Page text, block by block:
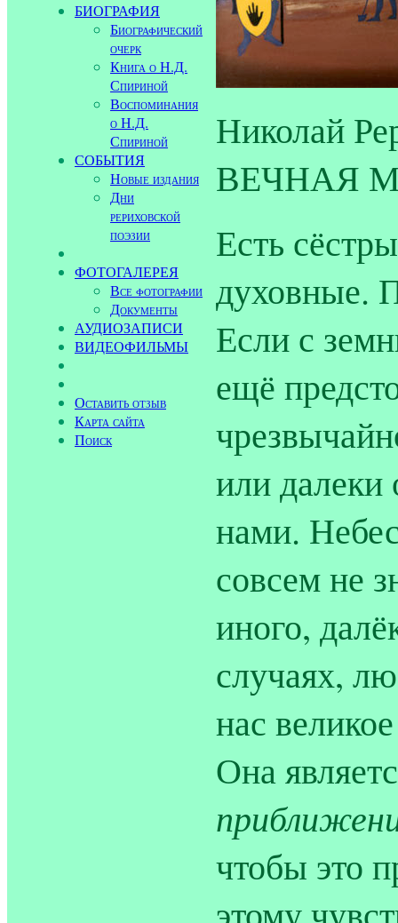
БИОГРАФИЯ
Биографический
очерк
Книга о Н.Д.
Спириной
Воспоминания
о Н.Д.
Спириной
СОБЫТИЯ
Новые издания
Дни
рериховской
поэзии
ФОТОГАЛЕРЕЯ
Все фотографии
Документы
АУДИОЗАПИСИ
ВИДЕОФИЛЬМЫ
Оставить отзыв
Карта сайта
Поиск
Николай
ВЕЧНАЯ
Есть
духовные.
Если с
ещё
или далеки
нами.
совсем не
иного,
случаях,
нас
Она
чтобы это
этому